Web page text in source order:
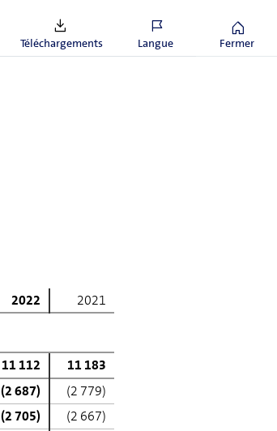
Téléchargements Langue Fermer
2022 2021
11 112
11 183
(2 687)
(2 779)
(2 705)
(2 667)